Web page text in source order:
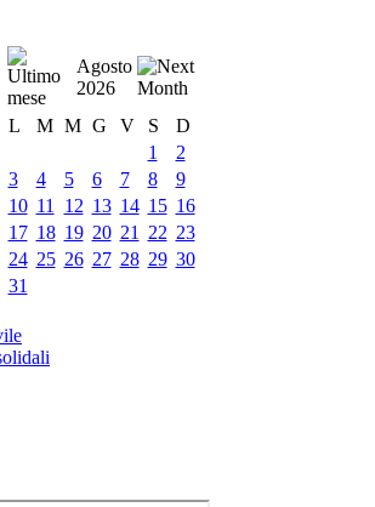
Agosto
2026
L
M M G V S
D
1
2
3
4 5 6 7 8
9
10 11 12 13 14 15 16
17 18 19 20 21 22 23
24 25 26 27 28 29 30
31